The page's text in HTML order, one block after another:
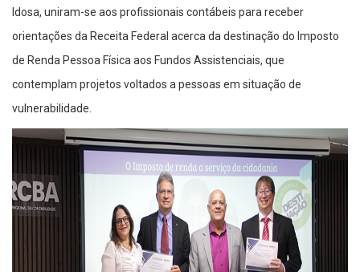
Idosa, uniram-se aos profissionais contábeis para receber
orientações da Receita Federal acerca da destinação do Imposto
de Renda Pessoa Física aos Fundos Assistenciais, que
contemplam projetos voltados a pessoas em situação de
vulnerabilidade.